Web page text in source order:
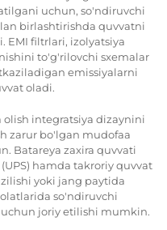
uchun, so'ndiruvchi
birlashtirishda quvvatni
EMI filtrlari, izolyatsiya
to'g'rilovchi sxemalar
emissiyalarni
oladi.
integratsiya dizaynini
zarur bo'lgan mudofaa
Batareya zaxira quvvati
hamda takroriy quvvat
yoki jang paytida
so'ndiruvchi
joriy etilishi mumkin.